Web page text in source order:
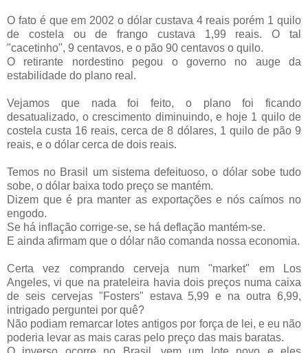
O fato é que em 2002 o dólar custava 4 reais porém 1 quilo
de costela ou de frango custava 1,99 reais. O tal
"cacetinho", 9 centavos, e o pão 90 centavos o quilo.
O retirante nordestino pegou o governo no auge da
estabilidade do plano real.
Vejamos que nada foi feito, o plano foi ficando
desatualizado, o crescimento diminuindo, e hoje 1 quilo de
costela custa 16 reais, cerca de 8 dólares, 1 quilo de pão 9
reais, e o dólar cerca de dois reais.
Temos no Brasil um sistema defeituoso, o dólar sobe tudo
sobe, o dólar baixa todo preço se mantém.
Dizem que é pra manter as exportações e nós caímos no
engodo.
Se há inflação corrige-se, se há deflação mantém-se.
E ainda afirmam que o dólar não comanda nossa economia.
Certa vez comprando cerveja num "market" em Los
Angeles, vi que na prateleira havia dois preços numa caixa
de seis cervejas "Fosters" estava 5,99 e na outra 6,99,
intrigado perguntei por quê?
Não podiam remarcar lotes antigos por força de lei, e eu não
poderia levar as mais caras pelo preço das mais baratas.